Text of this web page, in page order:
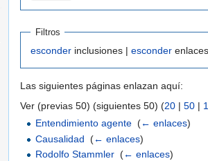
Filtros
esconder inclusiones | esconder
Las siguientes páginas enlazan aquí:
Ver (previas 50) (siguientes 50) (20 | 50 |
Entendimiento agente (← enlaces)
Causalidad
(← enlaces)
Rodolfo Stammler (← enlaces)